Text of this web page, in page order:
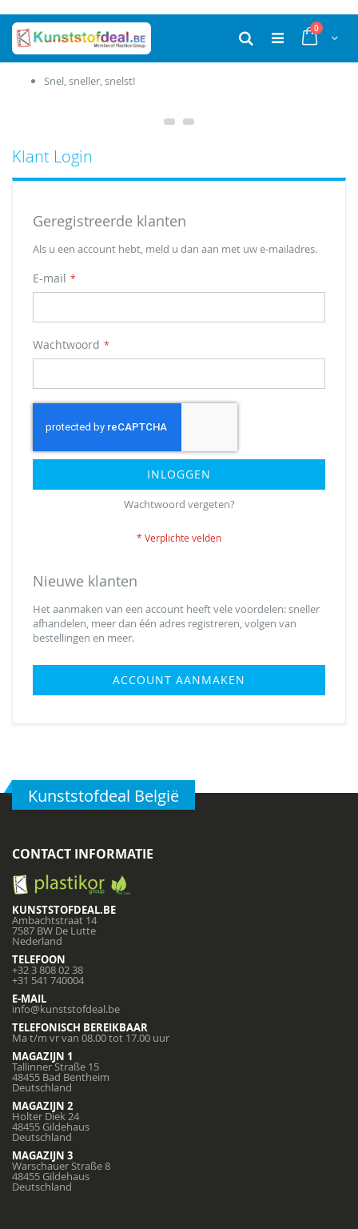
Ga
naar
inhoud
Cart
0producten
Zoek
Snel, sneller, snelst!
Klant Login
Geregistreerde klanten
Als u een account hebt, meld u dan aan met uw e-mailadres.
E-mail
Wachtwoord
INLOGGEN
Wachtwoord vergeten?
Nieuwe klanten
Het aanmaken van een account heeft vele voordelen: sneller
afhandelen, meer dan één adres registreren, volgen van
bestellingen en meer.
ACCOUNT AANMAKEN
Kunststofdeal België
CONTACT INFORMATIE
KUNSTSTOFDEAL.BE
Ambachtstraat 14
7587 BW De Lutte
Nederland
TELEFOON
+32 3 808 02 38
+31 541 740004
E-MAIL
info@kunststofdeal.be
TELEFONISCH BEREIKBAAR
Ma t/m vr van 08.00 tot 17.00 uur
MAGAZIJN 1
Tallinner Straße 15
48455 Bad Bentheim
Deutschland
MAGAZIJN 2
Holter Diek 24
48455 Gildehaus
Deutschland
MAGAZIJN 3
Warschauer Straße 8
48455 Gildehaus
Deutschland